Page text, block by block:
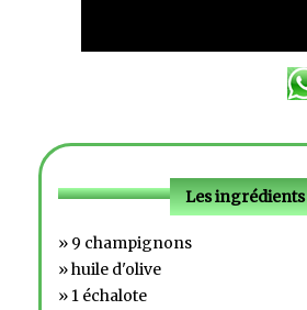
Les ingrédients
» 9 champignons
» huile d'olive
» 1 échalote